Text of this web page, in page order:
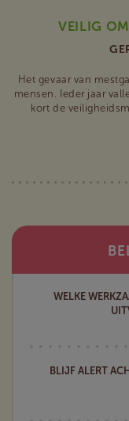
VEILIG
Het gevaar van
mensen. Ieder jaar
kort de
WELKE
BLIJF ALERT